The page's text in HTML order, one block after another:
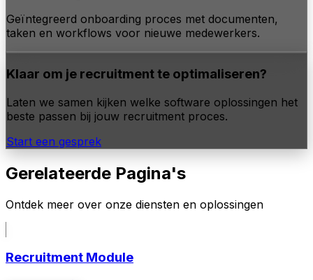
Geïntegreerd onboarding proces met documenten,
taken en workflows voor nieuwe medewerkers.
Klaar om je recruitment te optimaliseren?
Laten we samen kijken welke software oplossingen het
beste passen bij jouw recruitment proces.
Start een gesprek
Gerelateerde Pagina's
Ontdek meer over onze diensten en oplossingen
Recruitment Module